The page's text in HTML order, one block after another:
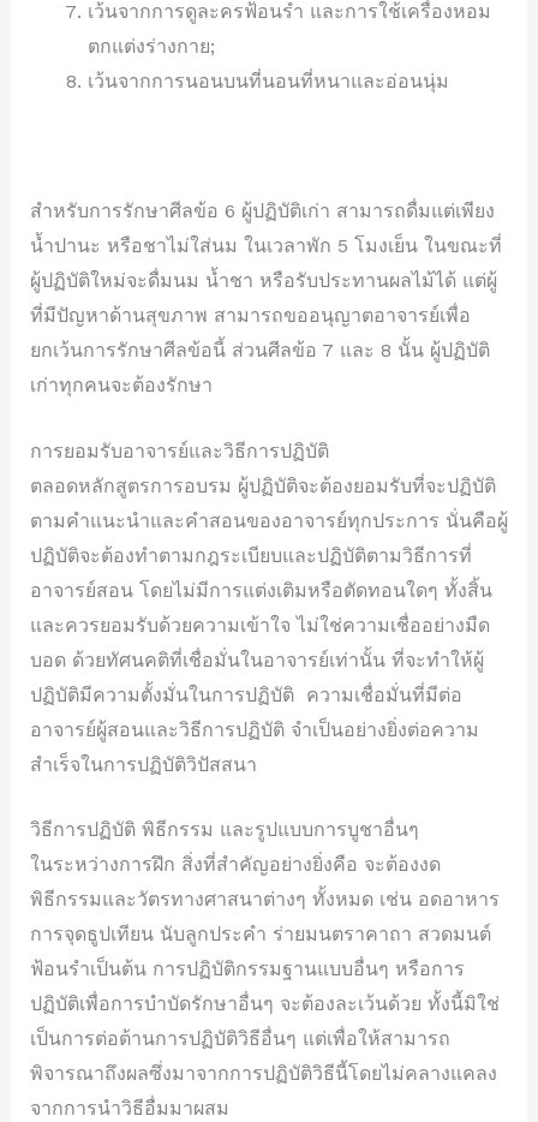
เว้นจากการดูละครฟ้อนรำ และการใช้เครื่องหอม
ตกแต่งร่างกาย;
เว้นจากการนอนบนที่นอนที่หนาและอ่อนนุ่ม
สำหรับการรักษาศีลข้อ 6 ผู้ปฏิบัติเก่า สามารถดื่มแต่เพียง
น้ำปานะ หรือชาไม่ใส่นม ในเวลาพัก 5 โมงเย็น ในขณะที่
ผู้ปฏิบัติใหม่จะดื่มนม น้ำชา หรือรับประทานผลไม้ได้ แต่ผู้
ที่มีปัญหาด้านสุขภาพ สามารถขออนุญาตอาจารย์เพื่อ
ยกเว้นการรักษาศีลข้อนี้ ส่วนศีลข้อ 7 และ 8 นั้น ผู้ปฏิบัติ
เก่าทุกคนจะต้องรักษา
การยอมรับอาจารย์และวิธีการปฏิบัติ
ตลอดหลักสูตรการอบรม ผู้ปฏิบัติจะต้องยอมรับที่จะปฏิบัติ
ตามคำแนะนำและคำสอนของอาจารย์ทุกประการ นั่นคือผู้
ปฏิบัติจะต้องทำตามกฎระเบียบและปฏิบัติตามวิธีการที่
อาจารย์สอน โดยไม่มีการแต่งเติมหรือตัดทอนใดๆ ทั้งสิ้น
และควรยอมรับด้วยความเข้าใจ ไม่ใช่ความเชื่ออย่างมืด
บอด ด้วยทัศนคติที่เชื่อมั่นในอาจารย์เท่านั้น ที่จะทำให้ผู้
ปฏิบัติมีความตั้งมั่นในการปฏิบัติ ความเชื่อมั่นที่มีต่อ
อาจารย์ผู้สอนและวิธีการปฏิบัติ จำเป็นอย่างยิ่งต่อความ
สำเร็จในการปฏิบัติวิปัสสนา
วิธีการปฏิบัติ พิธีกรรม และรูปแบบการบูชาอื่นๆ
ในระหว่างการฝึก สิ่งที่สำคัญอย่างยิ่งคือ จะต้องงด
พิธีกรรมและวัตรทางศาสนาต่างๆ ทั้งหมด เช่น อดอาหาร
การจุดธูปเทียน นับลูกประคำ ร่ายมนตราคาถา สวดมนต์
ฟ้อนรำเป็นต้น การปฏิบัติกรรมฐานแบบอื่นๆ หรือการ
ปฏิบัติเพื่อการบำบัดรักษาอื่นๆ จะต้องละเว้นด้วย ทั้งนี้มิใช่
เป็นการต่อต้านการปฏิบัติวิธีอื่นๆ แต่เพื่อให้สามารถ
พิจารณาถึงผลซึ่งมาจากการปฏิบัติวิธีนี้โดยไม่คลางแคลง
จากการนำวิธีอื่มมาผสม